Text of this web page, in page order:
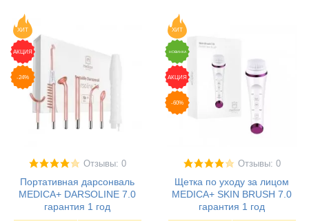
ХИТ
АКЦИЯ
-24%
Отзывы: 0
Портативная дарсонваль
MEDICA+ DARSOLINE 7.0
гарантия 1 год
ХИТ
НОВИНКА
АКЦИЯ
-60%
Отзывы: 0
Щетка по уходу за лицом
MEDICA+ SKIN BRUSH 7.0
гарантия 1 год